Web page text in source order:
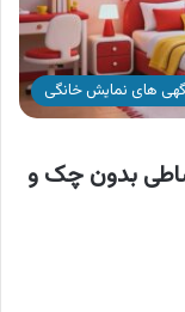
های نمایش خانگی
بدون چک و